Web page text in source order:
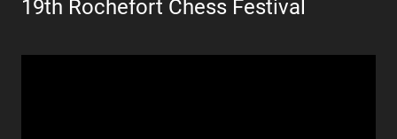
19th Rochefort Chess Festival